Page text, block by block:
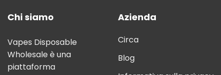
Chi siamo
Vapes Disposable
Wholesale è una
piattaforma
Azienda
Circa
Blog